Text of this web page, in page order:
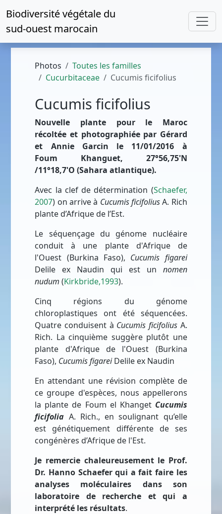
Biodiversité végétale du
sud-ouest marocain
Photos
Toutes les familles
Cucurbitaceae
Cucumis ficifolius
Cucumis ficifolius
Nouvelle plante pour le Maroc
récoltée et photographiée par Gérard
et Annie Garcin le 11/01/2016 à
Foum Khanguet, 27°56,75'N
/11°18,7'O (Sahara atlantique).
Avec la clef de détermination (Schaefer,
2007) on arrive à Cucumis ficifoliusA. Rich
plante d’Afrique de l’Est.
Le séquençage du génome nucléaire
conduit à une plante d'Afrique de
l'Ouest (Burkina Faso), Cucumis figarei
Delile ex Naudin qui est un nomen
nudum (Kirkbride,1993).
Cinq régions du génome
chloroplastiques ont été séquencées.
Quatre conduisent à Cucumis ficifolius A.
Rich. La cinquième suggère plutôt une
plante d'Afrique de l'Ouest (Burkina
Faso), Cucumis figareiDelile ex Naudin
En attendant une révision complète de
ce groupe d'espèces, nous appellerons
la plante de Foum el Khanget Cucumis
ficifolia A. Rich., en soulignant qu’elle
est génétiquement différente de ses
congénères d’Afrique de l'Est.
Je remercie chaleureusement le Prof.
Dr. Hanno Schaefer qui a fait faire les
analyses moléculaires dans son
laboratoire de recherche et qui a
interprété les résultats.